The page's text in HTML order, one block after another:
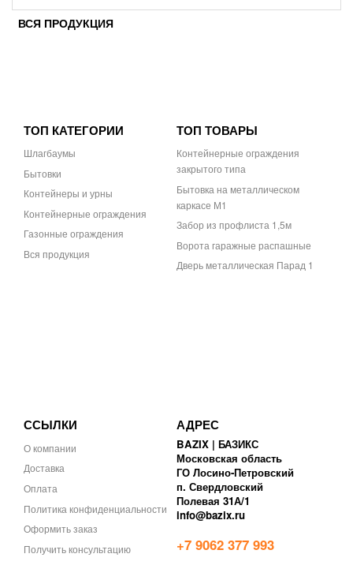
ВСЯ ПРОДУКЦИЯ
ТОП КАТЕГОРИИ
Шлагбаумы
Бытовки
Контейнеры и урны
Контейнерные ограждения
Газонные ограждения
Вся продукция
ТОП ТОВАРЫ
Контейнерные ограждения
закрытого типа
Бытовка на металлическом
каркасе М1
Забор из профлиста 1,5м
Ворота гаражные распашные
Дверь металлическая Парад 1
ССЫЛКИ
О компании
Доставка
Оплата
Политика конфиденциальности
Оформить заказ
Получить консультацию
АДРЕС
BAZIX | БАЗИКС
Московская область
ГО Лосино-Петровский
п. Свердловский
Полевая 31А/1
info@bazix.ru
+7 9062 377 993